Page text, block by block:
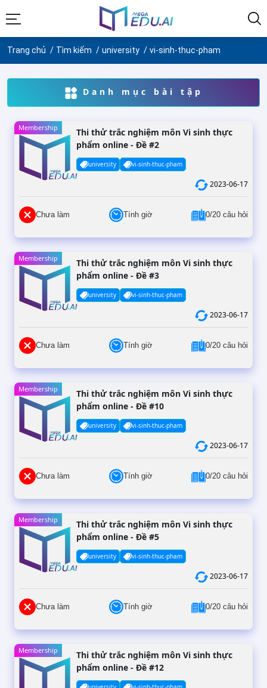
Trang chủ Tìm kiếm university vi-sinh-thuc-pham
Danh mục bài tập
Membership
Thi thử trắc nghiệm môn Vi sinh thực
phẩm online - Đề #2
university vi-sinh-thuc-pham
2023-06-17
Chưa làm Tính giờ 0/20 câu hỏi
Membership
Thi thử trắc nghiệm môn Vi sinh thực
phẩm online - Đề #3
university vi-sinh-thuc-pham
2023-06-17
Chưa làm Tính giờ 0/20 câu hỏi
Membership
Thi thử trắc nghiệm môn Vi sinh thực
phẩm online - Đề #10
university vi-sinh-thuc-pham
2023-06-17
Chưa làm Tính giờ 0/20 câu hỏi
Membership
Thi thử trắc nghiệm môn Vi sinh thực
phẩm online - Đề #5
university vi-sinh-thuc-pham
2023-06-17
Chưa làm Tính giờ 0/20 câu hỏi
Membership
Thi thử trắc nghiệm môn Vi sinh thực
phẩm online - Đề #12